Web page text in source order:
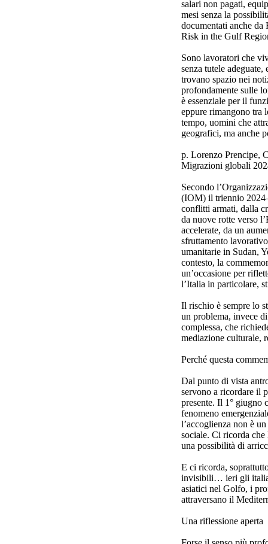
salari non pagati,
mesi senza la
documentati anche da
Risk in the Gulf
Sono lavoratori che
senza tutele adeguate,
trovano spazio nei
profondamente sulle
è essenziale per il
eppure rimangono tra
tempo, uomini che
geografici, ma anche
p. Lorenzo Prencipe,
Migrazioni globali
Secondo
(IOM) il triennio
conflitti armati, dalla
da nuove rotte verso
accelerate, da un
sfruttamento
umanitarie in Sudan,
contesto, la
un’occasione per
l’Italia in particolare,
Il rischio è sempre lo
un problema, invece
complessa, che
mediazione culturale,
Perché questa
Dal punto di vista
servono a ricordare il
presente. Il 1° giugno
fenomeno
l’accoglienza non è
sociale. Ci ricorda
una possibilità di
E ci ricorda,
invisibili… ieri gli
asiatici nel Golfo, i
attraversano il
Una riflessione aperta